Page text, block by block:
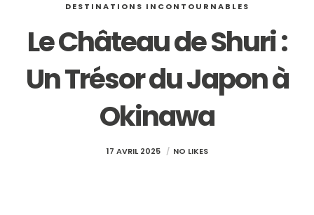
DESTINATIONS INCONTOURNABLES
Le Château de Shuri :
Un Trésor du Japon à
Okinawa
17 AVRIL 2025 NO LIKES